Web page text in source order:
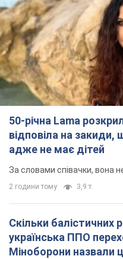
50-річна Lama
відповіла на закиди,
адже не має дітей
За словами співачки, вона
2 години тому 3,9 т.
Скільки балістичних
українська ППО
Міноборони назвали